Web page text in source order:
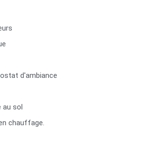
d'ambiance
au sol
chauffage.